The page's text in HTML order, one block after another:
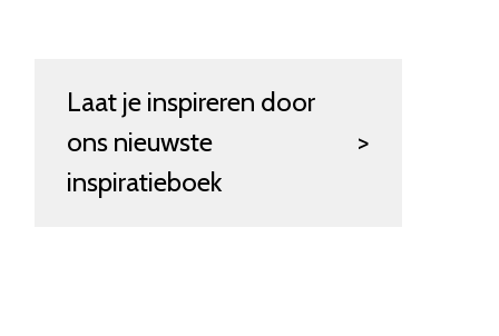
Laat je inspireren door
ons nieuwste
inspiratieboek